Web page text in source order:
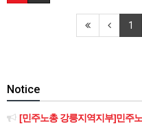
1
Notice
[민주노총 강릉지역지부]민주노총 강